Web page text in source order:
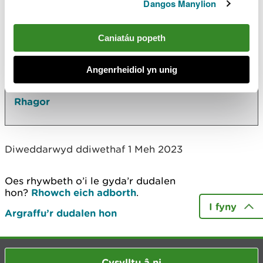
Dangos Manylion
Caniatáu popeth
Angenrheidiol yn unig
Ein dull gweithredu o ran cyngor morol
Cynnal ymarfer cwmpasu ar gyfer asesiad o'r
effaith amgylcheddol ar gyfer datblygiad
morol, a'i lunio
Rhagor
Diweddarwyd ddiwethaf 1 Meh 2023
Oes rhywbeth o’i le gyda’r dudalen
hon? Rhowch eich adborth.
Argraffu’r dudalen hon
I fyny